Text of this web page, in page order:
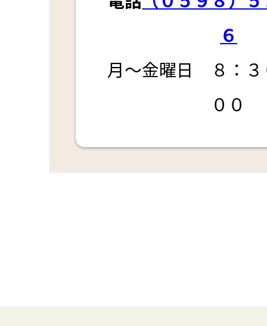
６
月～金曜日 ８：３
００